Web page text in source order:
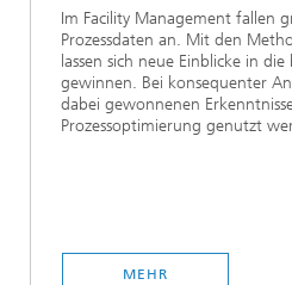
Im Facility Management fallen
Prozessdaten an. Mit den
lassen sich neue Einblicke in
gewinnen. Bei konsequenter
dabei gewonnenen
Prozessoptimierung genutzt
MEHR